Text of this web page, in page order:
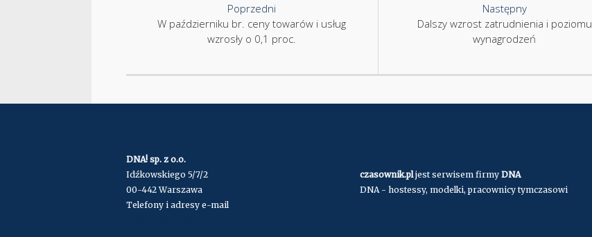
Poprzedni
W październiku br. ceny towarów i usług
wzrosły o 0,1 proc.
Następny
Dalszy wzrost zatrudnienia i poziomu
wynagrodzeń
DNA! sp. z o.o.
Idźkowskiego 5/7/2
00-442 Warszawa
Telefony i adresy e-mail
czasownik.pl jest serwisem firmy DNA
DNA - hostessy, modelki, pracownicy tymczasowi